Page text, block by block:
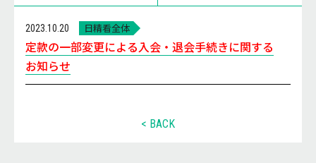
2023.10.20 日精看全体
定款の一部変更による入会・退会手続きに関する
お知らせ
< BACK